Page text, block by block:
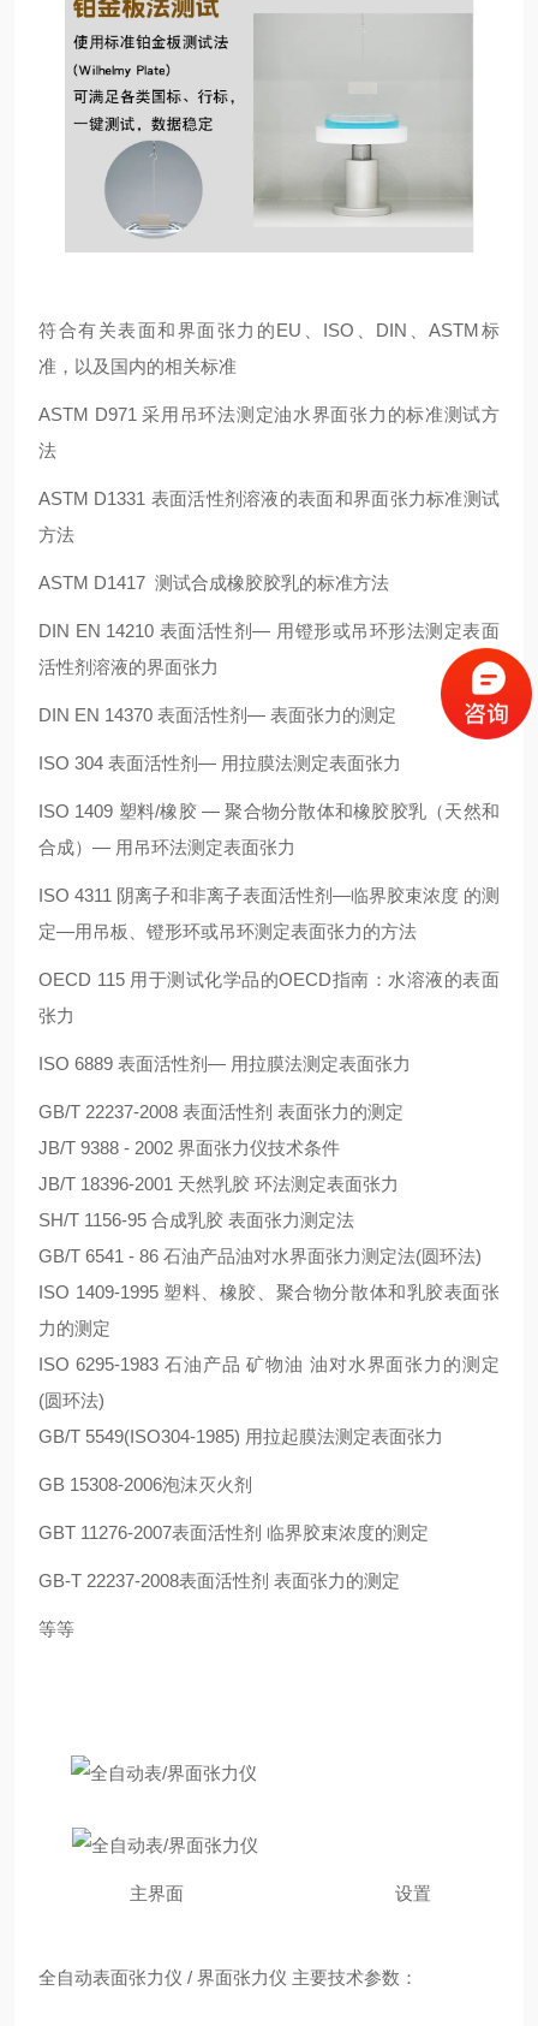
符合有关表面和界面张力的EU、ISO、DIN、ASTM标
准，以及国内的相关标准
ASTM D971 采用吊环法测定油水界面张力的标准测试方
法
ASTM D1331 表面活性剂溶液的表面和界面张力标准测试
方法
ASTM D1417 测试合成橡胶胶乳的标准方法
DIN EN 14210 表面活性剂— 用镫形或吊环形法测定表面
活性剂溶液的界面张力
DIN EN 14370 表面活性剂— 表面张力的测定
ISO 304 表面活性剂— 用拉膜法测定表面张力
ISO 1409 塑料/橡胶 — 聚合物分散体和橡胶胶乳（天然和
合成）— 用吊环法测定表面张力
ISO 4311 阴离子和非离子表面活性剂—临界胶束浓度 的测
定—用吊板、镫形环或吊环测定表面张力的方法
OECD 115 用于测试化学品的OECD指南：水溶液的表面
张力
ISO 6889 表面活性剂— 用拉膜法测定表面张力
GB/T 22237-2008 表面活性剂 表面张力的测定
JB/T 9388 - 2002 界面张力仪技术条件
JB/T 18396-2001 天然乳胶 环法测定表面张力
SH/T 1156-95 合成乳胶 表面张力测定法
GB/T 6541 - 86 石油产品油对水界面张力测定法(圆环法)
ISO 1409-1995 塑料、橡胶、聚合物分散体和乳胶表面张
力的测定
ISO 6295-1983 石油产品 矿物油 油对水界面张力的测定
(圆环法)
GB/T 5549(ISO304-1985) 用拉起膜法测定表面张力
GB 15308-2006泡沫灭火剂
GBT 11276-2007表面活性剂 临界胶束浓度的测定
GB-T 22237-2008表面活性剂 表面张力的测定
等等
主界面 设置
全自动表面张力仪 / 界面张力仪 主要技术参数：